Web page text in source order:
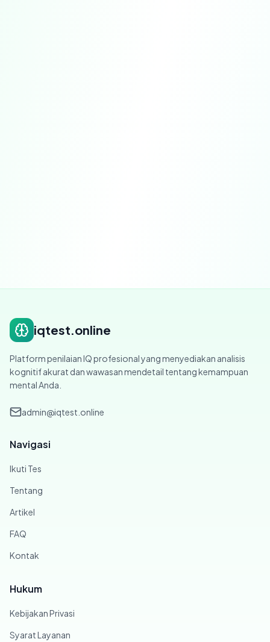
iqtest.online
Platform penilaian IQ profesional yang menyediakan analisis
kognitif akurat dan wawasan mendetail tentang kemampuan
mental Anda.
admin@iqtest.online
Navigasi
Ikuti Tes
Tentang
Artikel
FAQ
Kontak
Hukum
Kebijakan Privasi
Syarat Layanan